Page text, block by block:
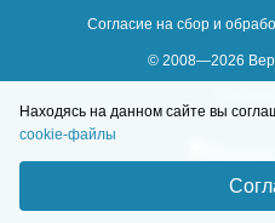
Согласие на сбор и
© 2008—2026
Находясь на данном сайте вы
cookie-файлы